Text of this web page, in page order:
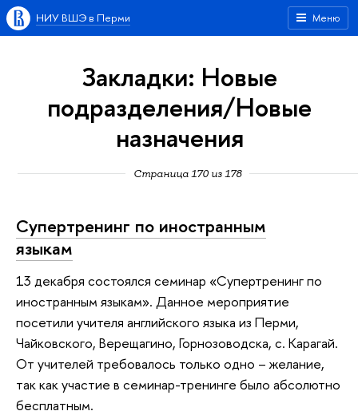
Меню
НИУ ВШЭ в Перми
Закладки: Новые
подразделения/Новые
назначения
Страница 170 из 178
Супертренинг по иностранным
языкам
13 декабря состоялся семинар «Супертренинг по
иностранным языкам». Данное мероприятие
посетили учителя английского языка из Перми,
Чайковского, Верещагино, Горнозоводска, с. Карагай.
От учителей требовалось только одно – желание,
так как участие в семинар-тренинге было абсолютно
бесплатным.